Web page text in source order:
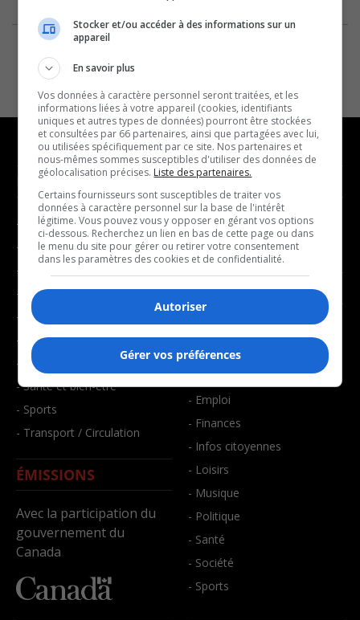
NOUVELLES
- Affaires municipales
- Communauté / Social
- Culture
- Économie
- Éducation
- Environnement
- Faits divers
- Santé et bien-être
- Sports
- Transport / Circulation
ÉMISSIONS
Avec la participation du
gouvernement du
Canada
MUSIQUE
- Décompte franco
- Joué récemment
BALADOS
- Art de vivre
- Bien-être
- Emploi
- Finances
- Infos citoyennes
- Loisirs
- Musique
- Politique
- Santé
- Société
- Sports
Stocker et/ou accéder à des informations sur un
appareil
En savoir plus
Vos données à caractère personnel seront traitées, et les
informations liées à votre appareil (cookies, identifiants
uniques et autres types de données) pourront être stockées
et consultées par 66 partenaires, ainsi que partagées avec lui,
ou utilisées spécifiquement par ce site. Nos partenaires et
nous-mêmes sommes susceptibles d'utiliser des données de
géolocalisation précises. Liste des partenaires.
Certains fournisseurs sont susceptibles de traiter vos
données à caractère personnel sur la base de l'intérêt
légitime. Vous pouvez vous y opposer en gérant vos options
ci-dessous. Recherchez un lien en bas de cette page ou dans
le menu du site pour gérer ou retirer votre consentement
dans les paramètres des cookies et de confidentialité.
Autoriser
Gérer vos préférences